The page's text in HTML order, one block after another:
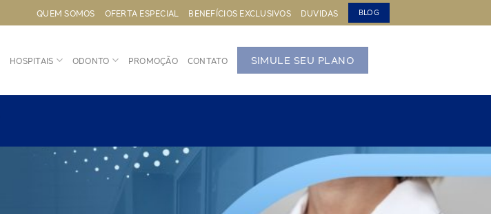
QUEM SOMOS OFERTA ESPECIAL BENEFÍCIOS EXCLUSIVOS DUVIDAS BLOG
HOSPITAIS ODONTO PROMOÇÃO CONTATO SIMULE SEU PLANO